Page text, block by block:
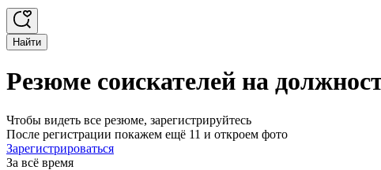
Найти
Резюме соискателей на
Чтобы видеть все резюме, зарегистрируйтесь
После регистрации покажем ещё 11 и откроем фото
Зарегистрироваться
За всё время